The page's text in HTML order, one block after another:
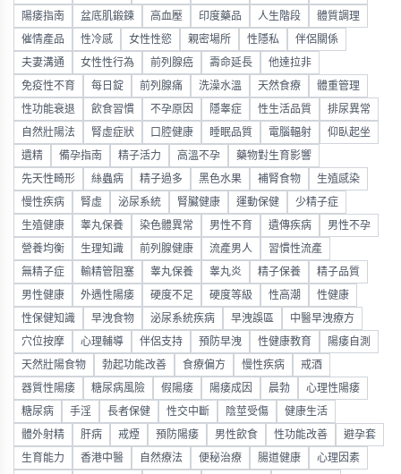
陽痿指南 盆底肌鍛鍊 高血壓 印度藥品 人生階段 體質調理
催情產品 性冷感 女性性慾 親密場所 性隱私 伴侶關係
夫妻溝通 女性性行為 前列腺癌 壽命延長 他達拉非
免疫性不育 每日錠 前列腺痛 洗澡水溫 天然食療 體重管理
性功能衰退 飲食習慣 不孕原因 隱睾症 性生活品質 排尿異常
自然壯陽法 腎虛症狀 口腔健康 睡眠品質 電腦輻射 仰臥起坐
遺精 備孕指南 精子活力 高溫不孕 藥物對生育影響
先天性畸形 絲蟲病 精子過多 黑色水果 補腎食物 生殖感染
慢性疾病 腎虛 泌尿系統 腎臟健康 運動保健 少精子症
生殖健康 睾丸保養 染色體異常 男性不育 遺傳疾病 男性不孕
營養均衡 生理知識 前列腺健康 流產男人 習慣性流產
無精子症 輸精管阻塞 睾丸保養 睾丸炎 精子保養 精子品質
男性健康 外遇性陽痿 硬度不足 硬度等級 性高潮 性健康
性保健知識 早洩食物 泌尿系統疾病 早洩誤區 中醫早洩療方
穴位按摩 心理輔導 伴侶支持 預防早洩 性健康教育 陽痿自測
天然壯陽食物 勃起功能改善 食療偏方 慢性疾病 戒酒
器質性陽痿 糖尿病風險 假陽痿 陽痿成因 晨勃 心理性陽痿
糖尿病 手淫 長者保健 性交中斷 陰莖受傷 健康生活
體外射精 肝病 戒煙 預防陽痿 男性飲食 性功能改善 避孕套
生育能力 香港中醫 自然療法 便秘治療 腸道健康 心理因素